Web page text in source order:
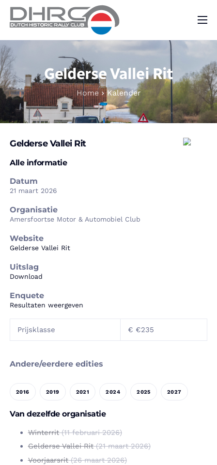
Kalender
Vraag & Aanbod
Nieuws
Contact
Gelderse Vallei Rit
Home Kalender
Gelderse Vallei Rit
Alle informatie
Datum
21 maart 2026
Organisatie
Amersfoortse Motor & Automobiel Club
Website
Gelderse Vallei Rit
Uitslag
Download
Enquete
Resultaten weergeven
Prijsklasse € €235
Andere/eerdere edities
2016 2019 2021 2024 2025 2027
Van dezelfde organisatie
Winterrit(11 februari 2026)
Gelderse Vallei Rit(21 maart 2026)
Voorjaarsrit(26 maart 2026)